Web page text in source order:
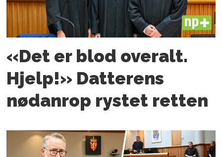
PLUS
«Det er blod overalt.
Hjelp!» Datterens
nødanrop rystet retten